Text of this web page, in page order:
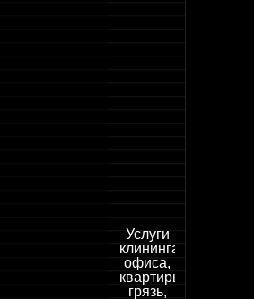
Услуги
клининга
офиса,
квартиры:
грязь,